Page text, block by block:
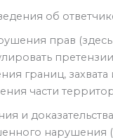
об
прав
границ, захвата
части
и доказательства
нарушения